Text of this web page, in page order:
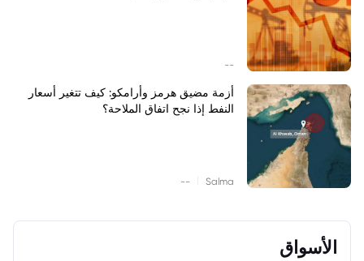
--
أزمة مضيق هرمز وأرامكو: كيف تتغير أسعار
النفط إذا نجح اتفاق الملاحة؟
Salma
--
الأسواق